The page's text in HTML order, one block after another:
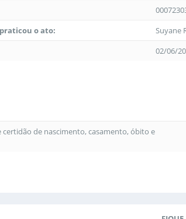
o ato:
Suyane
02/06/
certidão de nascimento, casamento, óbito e